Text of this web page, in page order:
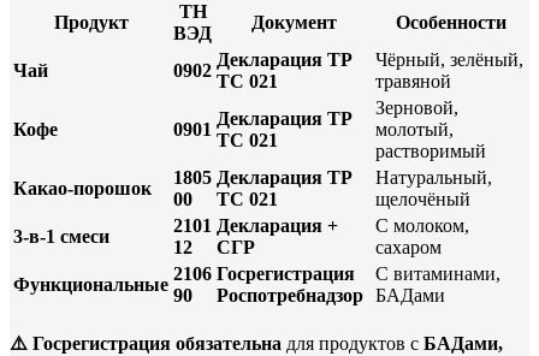
Продукт
ТН
ВЭД
Документ Особенности
Чай 0902
Декларация ТР
ТС 021
Чёрный, зелёный,
травяной
Кофе 0901
Декларация ТР
ТС 021
Зерновой,
молотый,
растворимый
Какао-порошок
1805
00
Декларация ТР
ТС 021
Натуральный,
щелочёный
3-в-1 смеси
2101
12
Декларация +
СГР
С молоком,
сахаром
Функциональные
2106
90
Госрегистрация
Роспотребнадзор
С витаминами,
БАДами
⚠️ Госрегистрация обязательна для продуктов с БАДами,